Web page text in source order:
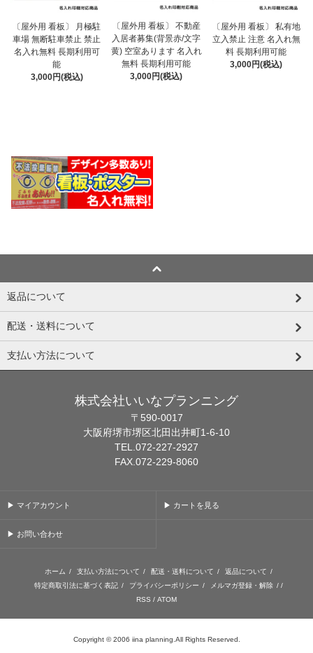
〔屋外用 看板〕 月極駐
車場 無断駐車禁止 禁止
名入れ無料 長期利用可
能
3,000円(税込)
〔屋外用 看板〕 不動産
入居者募集(背景赤/文字
黄) 空室あります 名入れ
無料 長期利用可能
3,000円(税込)
〔屋外用 看板〕 私有地
立入禁止 注意 名入れ無
料 長期利用可能
3,000円(税込)
返品について
配送・送料について
支払い方法について
株式会社いいなプランニング
〒590-0017
大阪府堺市堺区北田出井町1-6-10
TEL.072-227-2927
FAX.072-229-8060
▶ マイアカウント ▶ カートを見る
▶ お問い合わせ
ホーム / 支払い方法について / 配送・送料について / 返品について /
特定商取引法に基づく表記 / プライバシーポリシー / メルマガ登録・解除 / /
RSS / ATOM
Copyright © 2006 iina planning.All Rights Reserved.